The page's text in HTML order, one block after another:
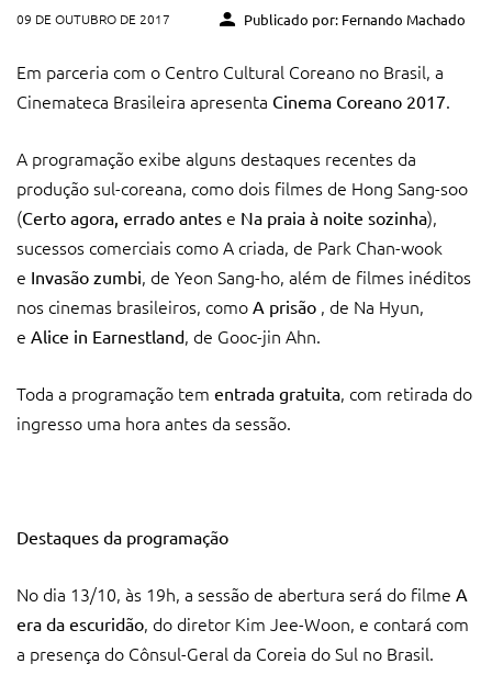
09 DE OUTUBRO DE 2017 Publicado por: Fernando Machado
Em parceria com o Centro Cultural Coreano no Brasil, a
Cinemateca Brasileira apresenta Cinema Coreano 2017.
A programação exibe alguns destaques recentes da
produção sul-coreana, como dois filmes de Hong Sang-soo
(Certo agora, errado antes e Na praia à noite sozinha),
sucessos comerciais como A criada, de Park Chan-wook
e Invasão zumbi, de Yeon Sang-ho, além de filmes inéditos
nos cinemas brasileiros, como A prisão , de Na Hyun,
e Alice in Earnestland, de Gooc-jin Ahn.
Toda a programação tem entrada gratuita, com retirada do
ingresso uma hora antes da sessão.
Destaques da programação
No dia 13/10, às 19h, a sessão de abertura será do filme A
era da escuridão, do diretor Kim Jee-Woon, e contará com
a presença do Cônsul-Geral da Coreia do Sul no Brasil.